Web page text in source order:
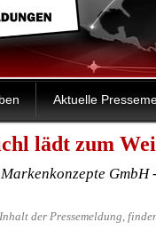
Aktuelle
lädt zum
der Pressemeldung,